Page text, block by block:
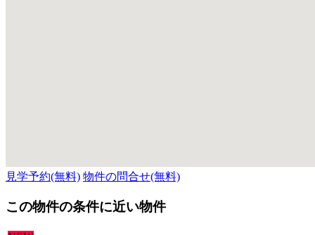
見学予約(無料) 物件の問合せ(無料)
この物件の条件に近い物件